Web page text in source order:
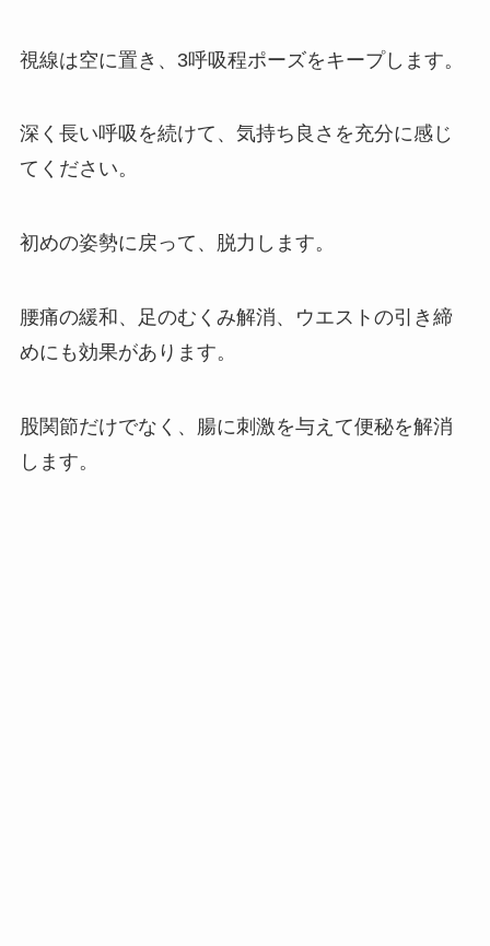
視線は空に置き、3呼吸程ポーズをキープします。
深く長い呼吸を続けて、気持ち良さを充分に感じ
てください。
初めの姿勢に戻って、脱力します。
腰痛の緩和、足のむくみ解消、ウエストの引き締
めにも効果があります。
股関節だけでなく、腸に刺激を与えて便秘を解消
します。